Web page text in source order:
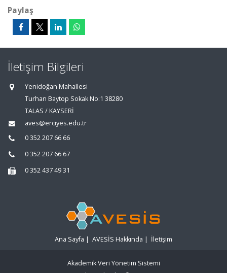
Paylaş
İletişim Bilgileri
Yenidoğan Mahallesi
Turhan Baytop Sokak No:1 38280
TALAS / KAYSERİ
aves@erciyes.edu.tr
0 352 207 66 66
0 352 207 66 67
0 352 437 49 31
Ana Sayfa | AVESİS Hakkında | İletişim
Akademik Veri Yönetim Sistemi